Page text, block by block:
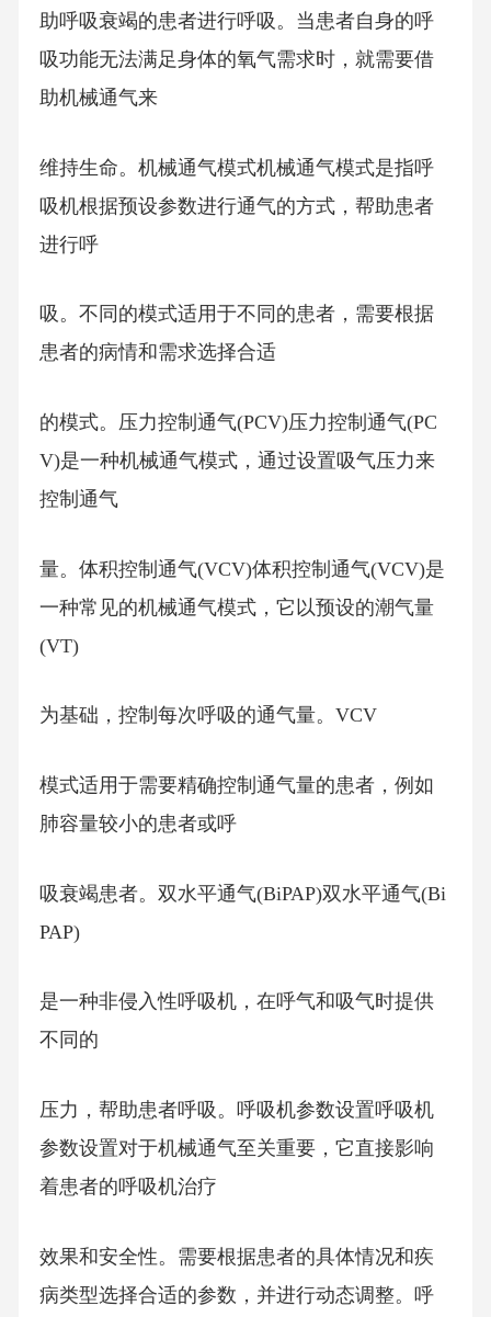
助呼吸衰竭的患者进行呼吸。当患者自身的呼
吸功能无法满足身体的氧气需求时，就需要借
助机械通气来
维持生命。机械通气模式机械通气模式是指呼
吸机根据预设参数进行通气的方式，帮助患者
进行呼
吸。不同的模式适用于不同的患者，需要根据
患者的病情和需求选择合适
的模式。压力控制通气(PCV)压力控制通气(PC
V)是一种机械通气模式，通过设置吸气压力来
控制通气
量。体积控制通气(VCV)体积控制通气(VCV)是
一种常见的机械通气模式，它以预设的潮气量
(VT)
为基础，控制每次呼吸的通气量。VCV
模式适用于需要精确控制通气量的患者，例如
肺容量较小的患者或呼
吸衰竭患者。双水平通气(BiPAP)双水平通气(Bi
PAP)
是一种非侵入性呼吸机，在呼气和吸气时提供
不同的
压力，帮助患者呼吸。呼吸机参数设置呼吸机
参数设置对于机械通气至关重要，它直接影响
着患者的呼吸机治疗
效果和安全性。需要根据患者的具体情况和疾
病类型选择合适的参数，并进行动态调整。呼